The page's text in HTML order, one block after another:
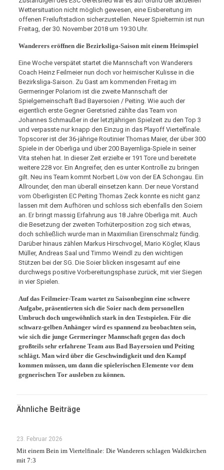
Wettersituation nicht möglich gewesen, eine Eisbereitung im
offenen Freiluftstadion sicherzustellen. Neuer Spieltermin ist nun
Freitag, der 30. November 2018 um 19:30 Uhr.
Wanderers eröffnen die Bezirksliga-Saison mit einem Heimspiel
Eine Woche verspätet startet die Mannschaft von Wanderers
Coach Heinz Feilmeier nun doch vor heimischer Kulisse in die
Bezirksliga-Saison. Zu Gast am kommenden Freitag im
Germeringer Polariom ist die zweite Mannschaft der
Spielgemeinschaft Bad Bayersoien / Peiting. Wie auch der
eigentlich erste Gegner Geretsried zählte das Team von
Johannes Schmaußer in der letztjährigen Spielzeit zu den Top 3
und verpasste nur knapp den Einzug in das Playoff Viertelfinale.
Topscorer ist der 36-jährige Routinier Thomas Maier, der über 300
Spiele in der Oberliga und über 200 Bayernliga-Spiele in seiner
Vita stehen hat. In dieser Zeit erzielte er 191 Tore und bereitete
weitere 228 vor. Ein Angreifer, den es unter Kontrolle zu bringen
gilt. Neu ins Team kommt Norbert Löw von der EA Schongau. Ein
Allrounder, den man überall einsetzen kann. Der neue Vorstand
vom Oberligisten EC Peiting Thomas Zeck konnte es nicht ganz
lassen mit dem Aufhören und schloss sich ebenfalls den Soiern
an. Er bringt massig Erfahrung aus 18 Jahre Oberliga mit. Auch
die Besetzung der zweiten Torhüterposition zog sich etwas,
doch schließlich wurde man in Maximilian Eirenschmalz fündig.
Darüber hinaus zählen Markus Hirschvogel, Mario Kögler, Klaus
Müller, Andreas Saal und Timmo Weindl zu den wichtigen
Stützen bei der SG. Die Soier blicken insgesamt auf eine
durchwegs positive Vorbereitungsphase zurück, mit vier Siegen
in vier Spielen.
Auf das Feilmeier-Team wartet zu Saisonbeginn eine schwere
Aufgabe, präsentierten sich die Soier nach dem personellen
Umbruch doch ungewöhnlich stark in den Testspielen. Für die
schwarz-gelben Anhänger wird es spannend zu beobachten sein,
wie sich die junge Germeringer Mannschaft gegen das doch
großteils sehr erfahrene Team aus Bad Bayersoien und Peiting
schlägt. Man wird über die Geschwindigkeit und den Kampf
kommen müssen, um dann die spielerischen Elemente vor dem
gegnerischen Tor ausleben zu können.
Ähnliche Beiträge
23. Februar 2026
Mit einem Bein im Viertelfinale: Die Wanderers schlagen Waldkirchen
mit 7:3